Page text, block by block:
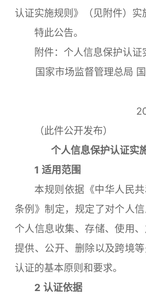
认证实施规则》（见附件）实
特此公告。
附件：个人信息保护认证
国家市场监督管理总局 国
（此件公开发布）
个人信息保护认证实
1 适用范围
本规则依据《中华人民共
条例》制定，规定了对个人
个人信息收集、存储、使用、
提供、公开、删除以及跨境
认证的基本原则和要求。
2 认证依据